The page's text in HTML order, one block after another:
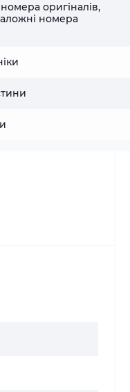
оригіналів,
номера